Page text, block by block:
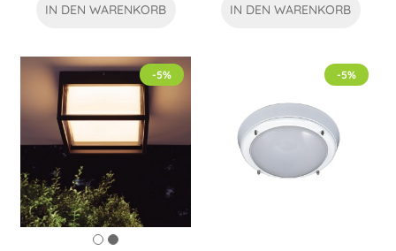
IN DEN WARENKORB IN DEN WARENKORB
-5% -5%